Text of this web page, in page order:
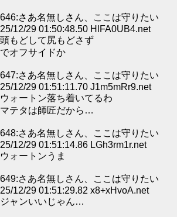
646:さあ名無しさん、ここは守りたい
25/12/29 01:50:48.50 HlFA0UB4.net
頭もどして尻もどさず
でオフサイドか
647:さあ名無しさん、ここは守りたい
25/12/29 01:51:11.70 J1m5mRr9.net
ウォートン落ち着いてるわ
マテタは師匠だから…
648:さあ名無しさん、ここは守りたい
25/12/29 01:51:14.86 LGh3rm1r.net
ウォートンうま
649:さあ名無しさん、ここは守りたい
25/12/29 01:51:29.82 x8+xHvoA.net
ジャンいいじゃん…